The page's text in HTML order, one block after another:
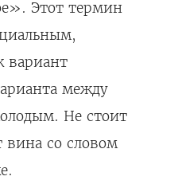
Этот термин
вариант
между
Не стоит
вина со словом